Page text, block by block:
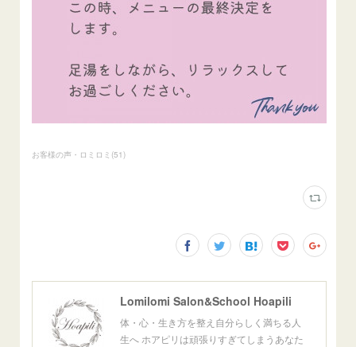
お客様の声・ロミロミ (51)
Lomilomi Salon&School Hoapili
体・心・生き方を整え自分らしく満ちる人
生へ ホアピリは頑張りすぎてしまうあなた